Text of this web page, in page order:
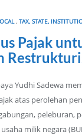
,TAX, STATE,
Pajak
Yudhi Sadewa
atas perolehan
peleburan,
milik negara